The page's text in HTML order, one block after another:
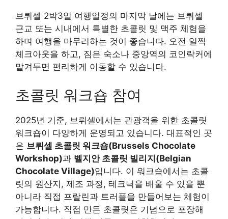
브뤼셀 2박3일 여행일정의 마지막 날에는 브뤼셀
근교 또는 시내에서 특별한 초콜릿 및 맥주 체험을
하며 여행을 마무리하는 것이 좋습니다. 오전 일찍
체크아웃을 하고, 짐은 숙소나 중앙역의 코인락커에
맡겨두면 편리하게 이동할 수 있습니다.
초콜릿 워크숍 참여
2025년 기준, 브뤼셀에서는 관광객을 위한 초콜릿
워크숍이 다양하게 운영되고 있습니다. 대표적인 곳
은 브뤼셀 초콜릿 워크숍(Brussels Chocolate
Workshop)과 벨지안 초콜릿 빌리지(Belgian
Chocolate Village)입니다. 이 워크숍에서는 초콜
릿의 원산지, 제조 과정, 테크닉을 배울 수 있을 뿐
아니라 직접 프랄린과 트러플을 만들어보는 체험이
가능합니다. 직접 만든 초콜릿은 기념으로 포장해